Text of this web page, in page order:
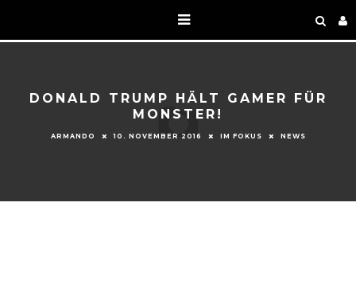
DONALD TRUMP HÄLT GAMER FÜR
MONSTER!
ARMANDO 10. NOVEMBER 2016 IM FOKUS NEWS